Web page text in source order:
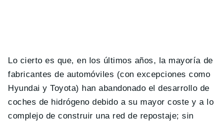
Lo cierto es que, en los últimos años, la mayoría de
fabricantes de automóviles (con excepciones como
Hyundai y Toyota) han abandonado el desarrollo de
coches de hidrógeno debido a su mayor coste y a lo
complejo de construir una red de repostaje; sin